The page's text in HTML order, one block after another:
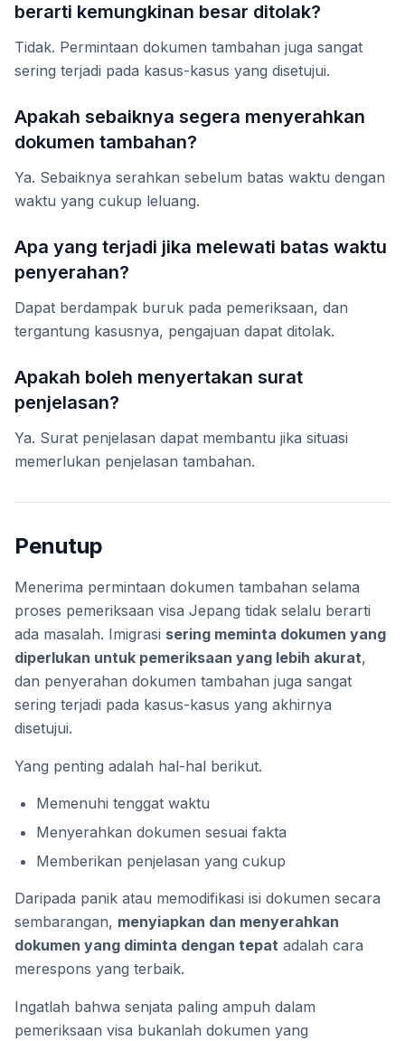
berarti kemungkinan besar ditolak?
Tidak. Permintaan dokumen tambahan juga sangat
sering terjadi pada kasus-kasus yang disetujui.
Apakah sebaiknya segera menyerahkan
dokumen tambahan?
Ya. Sebaiknya serahkan sebelum batas waktu dengan
waktu yang cukup leluang.
Apa yang terjadi jika melewati batas waktu
penyerahan?
Dapat berdampak buruk pada pemeriksaan, dan
tergantung kasusnya, pengajuan dapat ditolak.
Apakah boleh menyertakan surat
penjelasan?
Ya. Surat penjelasan dapat membantu jika situasi
memerlukan penjelasan tambahan.
Penutup
Menerima permintaan dokumen tambahan selama
proses pemeriksaan visa Jepang tidak selalu berarti
ada masalah. Imigrasi sering meminta dokumen yang
diperlukan untuk pemeriksaan yang lebih akurat,
dan penyerahan dokumen tambahan juga sangat
sering terjadi pada kasus-kasus yang akhirnya
disetujui.
Yang penting adalah hal-hal berikut.
Memenuhi tenggat waktu
Menyerahkan dokumen sesuai fakta
Memberikan penjelasan yang cukup
Daripada panik atau memodifikasi isi dokumen secara
sembarangan, menyiapkan dan menyerahkan
dokumen yang diminta dengan tepat adalah cara
merespons yang terbaik.
Ingatlah bahwa senjata paling ampuh dalam
pemeriksaan visa bukanlah dokumen yang